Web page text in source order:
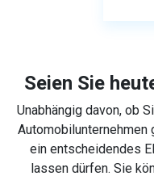
Seien Sie
Unabhängig davon, ob
Automobilunternehmen
ein entscheidendes
lassen dürfen. Sie